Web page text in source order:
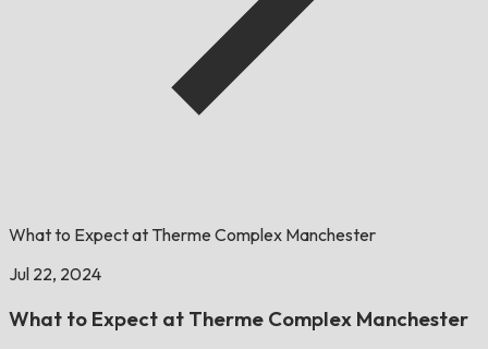
What to Expect at Therme Complex Manchester
Jul 22, 2024
What to Expect at Therme Complex Manchester